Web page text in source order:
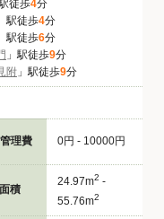
徒歩4分
」駅徒歩4分
」駅徒歩6分
」駅徒歩9分
附 」駅徒歩9分
理費 0円 - 10000円
積
24.97m2 -
55.76m2